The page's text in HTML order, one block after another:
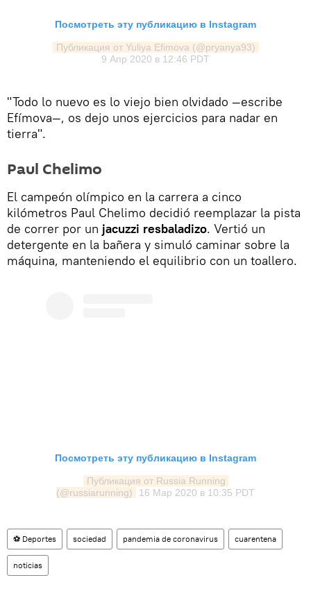
Посмотреть эту публикацию в Instagram
Публикация от Yuliya Efimova (@pryanya93)
9 Апр 2020 в 12:46 PDT
"Todo lo nuevo es lo viejo bien olvidado —escribe
Efímova—, os dejo unos ejercicios para nadar en
tierra".
Paul Chelimo
El campeón olímpico en la carrera a cinco
kilómetros Paul Chelimo decidió reemplazar la pista
de correr por un jacuzzi resbaladizo. Vertió un
detergente en la bañera y simuló caminar sobre la
máquina, manteniendo el equilibrio con un toallero.
Посмотреть эту публикацию в Instagram
Публикация от Russia Running
(@russiarunning)
16 Мар 2020 в 10:35 PDT
⚽ Deportes sociedad pandemia de coronavirus cuarentena
noticias